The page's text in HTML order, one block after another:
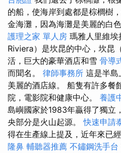
的船，使海岸到處都是棕櫚樹
金海灘，因為海灘是美麗的白
護理之家 單人房 瑪雅人里維
Riviera）是坎昆的中心，坎昆
活，巨大的豪華酒店和雪 骨導
而聞名。 律師事務所 這是半島
美麗的酒店線。 船隻有許多餐
院，電影院和健康中心。 養護
島嶼國家於1983年贏得了獨立
央部分是火山起源。快速申請
得在生產線上提及，近年來已
隆鼻 輔聽器推薦 不鏽鋼洗手台